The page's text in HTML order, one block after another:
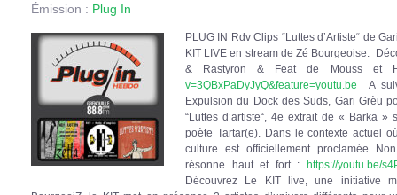
Émission : Plug In
PLUG IN Rdv Clips “Luttes d’Artiste“ de
KIT LIVE en stream de Zé Bourgeoise.
& Rastyron & Feat de Mouss et
v=3QBxPaDyJyQ&feature=youtu.be A
Expulsion du Dock des Suds, Gari Grèu
“Luttes d’artiste“, 4e extrait de « Barka
poète Tartar(e). Dans le contexte actuel
culture est officiellement proclamée
résonne haut et fort :https://youtu.be/
Découvrez Le KIT live, une initiative